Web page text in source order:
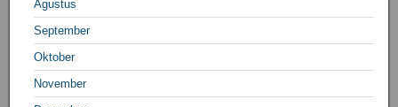
Agustus
September
Oktober
November